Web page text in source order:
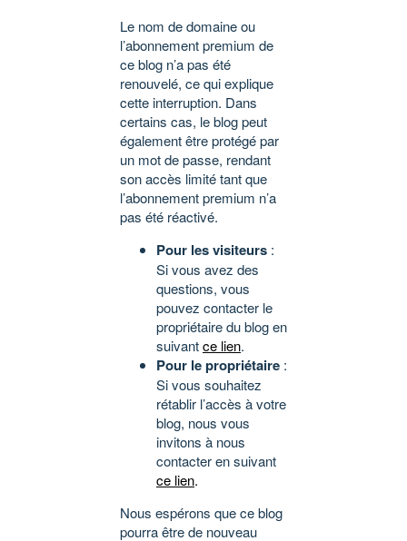
Le nom de domaine ou
l’abonnement premium de
ce blog n’a pas été
renouvelé, ce qui explique
cette interruption. Dans
certains cas, le blog peut
également être protégé par
un mot de passe, rendant
son accès limité tant que
l’abonnement premium n’a
pas été réactivé.
Pour les visiteurs :
Si vous avez des
questions, vous
pouvez contacter le
propriétaire du blog en
suivantce lien.
Pour le propriétaire :
Si vous souhaitez
rétablir l’accès à votre
blog, nous vous
invitons à nous
contacter en suivant
ce lien.
Nous espérons que ce blog
pourra être de nouveau